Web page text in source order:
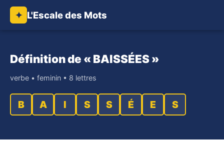
✦ L'Escale des Mots
Définition de « BAISSÉES »
verbe • feminin • 8 lettres
B A I S S É E S